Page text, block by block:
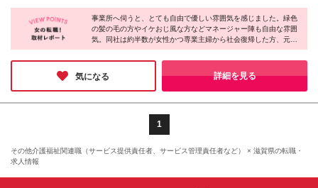
いケア】に特化しているからです。 ITでシフト管理や
事務作業を徹底的にムダを削って、その分社員に還元
できており、 重度訪問介護は、社会的なニーズが非
し ★基本的に直行直帰です。 ★希望によって配属を
決定致します。 詳細勤務地は、応募・選考欄の関連
リンクにある 【勤務地詳細はコチラ！】をクリック
してください！ ※データが重いため、開いたままお待
事業所へ伺うと、とても自由で優しい雰囲気を感じました。緑色
の髪の毛の方やイケおじ風な方などマネージャー陣も自由な雰囲
気。同社は約半数が女性かつ専業主婦から社会復帰した方、元フ
リーターなど20～60代まで幅広い年代の方が活躍しています。一
人ひとり働き方を柔軟に調整したり、本人の適性や頑張りで昇
給・昇格を目指せる体制を整えたりと、長く働ける制度が充実！
未経験から理想のキャリアを叶えられるのが魅力です♪
気になる 詳細を見る
1
その他介護福祉関連職（サービス提供責任者、サービス管理責任者など） × 滋賀県の転職・
求人情報